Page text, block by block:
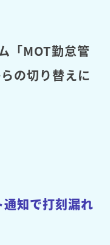
「MOT勤怠管
の切り替えに
知で打刻漏れ